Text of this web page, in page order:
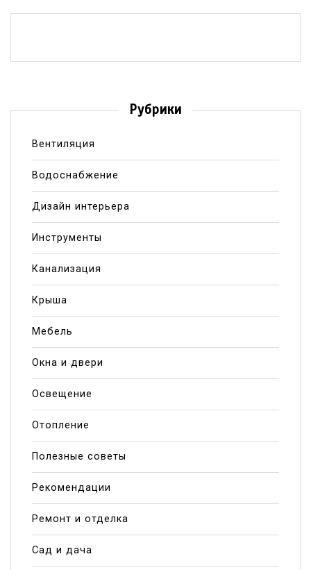
Рубрики
Вентиляция
Водоснабжение
Дизайн интерьера
Инструменты
Канализация
Крыша
Мебель
Окна и двери
Освещение
Отопление
Полезные советы
Рекомендации
Ремонт и отделка
Сад и дача